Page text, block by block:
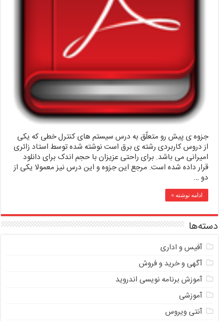
جزوه ی پیش رو متعلّق به درس سیستم های کنترل خطی که یکی
از دروس کاربردی رشته ی برق است نوشته شده توسط استاد زائری
امیرانی می باشد. برای راحتی عزیزان با حجم اندک برای دانلود
قرار داده شده است. مرجع این جزوه و این درس نیز معمولا یکی از
دو …
ادامه نوشته »
دسته‌ها
آفیس و اداری
آگهی و خرید و فروش
آموزش برنامه نویسی اندروید
آموزشی
آنتی ویروس